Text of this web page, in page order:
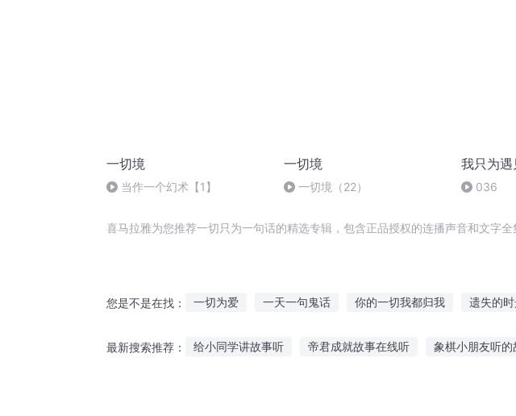
一切境
当作一个幻术【1】
一切境
一切境（22）
我只为遇
036
喜马拉雅为您推荐一切只为一句话的精选专辑，包含正品授权的连播声音和文字
您是不是在找： 一切为爱 一天一句鬼话 你的一切我都归我 遗失的
最新搜索推荐： 给小同学讲故事听 帝君成就故事在线听 象棋小朋友听的